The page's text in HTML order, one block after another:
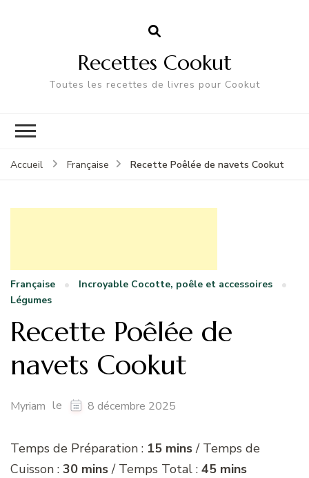
Recettes Cookut
Toutes les recettes de livres pour Cookut
Accueil Française Recette Poêlée de navets Cookut
Française
Incroyable Cocotte, poêle et accessoires
Légumes
Recette Poêlée de
navets Cookut
Myriam le 8 décembre 2025
Temps de Préparation : 15 mins/ Temps de
Cuisson : 30 mins/ Temps Total : 45 mins